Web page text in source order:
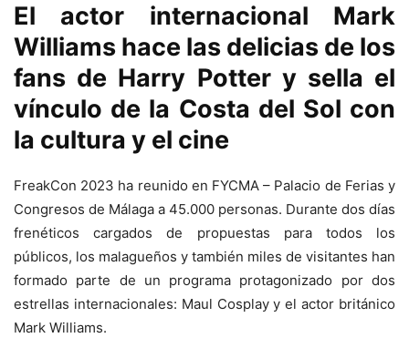
El actor internacional Mark
Williams hace las delicias de los
fans de Harry Potter y sella el
vínculo de la Costa del Sol con
la cultura y el cine
FreakCon 2023 ha reunido en FYCMA – Palacio de Ferias y
Congresos de Málaga a 45.000 personas. Durante dos días
frenéticos cargados de propuestas para todos los
públicos, los malagueños y también miles de visitantes han
formado parte de un programa protagonizado por dos
estrellas internacionales: Maul Cosplay y el actor británico
Mark Williams.